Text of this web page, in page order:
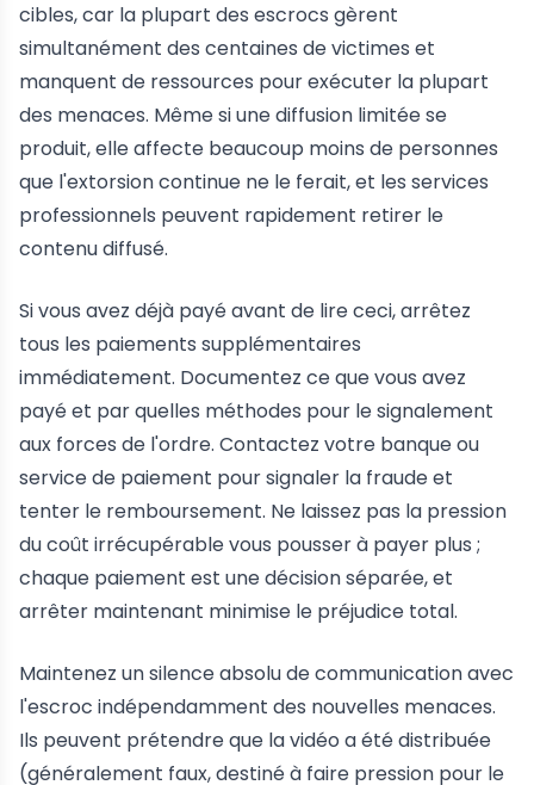
cibles, car la plupart des escrocs gèrent
simultanément des centaines de victimes et
manquent de ressources pour exécuter la plupart
des menaces. Même si une diffusion limitée se
produit, elle affecte beaucoup moins de personnes
que l'extorsion continue ne le ferait, et les services
professionnels peuvent rapidement retirer le
contenu diffusé.
Si vous avez déjà payé avant de lire ceci, arrêtez
tous les paiements supplémentaires
immédiatement. Documentez ce que vous avez
payé et par quelles méthodes pour le signalement
aux forces de l'ordre. Contactez votre banque ou
service de paiement pour signaler la fraude et
tenter le remboursement. Ne laissez pas la pression
du coût irrécupérable vous pousser à payer plus ;
chaque paiement est une décision séparée, et
arrêter maintenant minimise le préjudice total.
Maintenez un silence absolu de communication avec
l'escroc indépendamment des nouvelles menaces.
Ils peuvent prétendre que la vidéo a été distribuée
(généralement faux, destiné à faire pression pour le